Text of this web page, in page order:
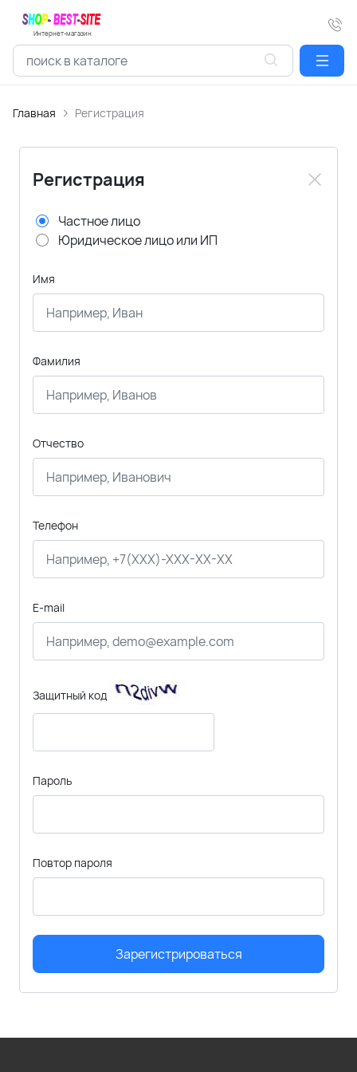
Интернет-магазин
Главная Регистрация
Регистрация
Частное лицо
Юридическое лицо или ИП
Имя
Фамилия
Отчество
Телефон
E-mail
Защитный код
Пароль
Повтор пароля
Зарегистрироваться